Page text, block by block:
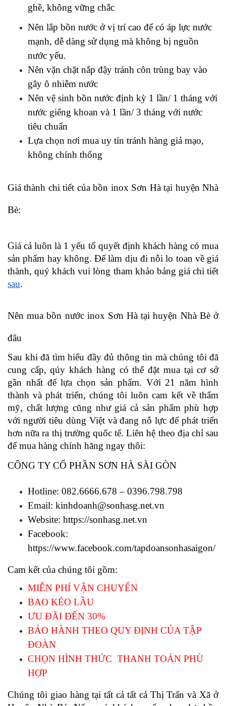
ghề, không vững chắc
Nên lắp bồn nước ở vị trí cao để có áp lực nước
mạnh, dễ dàng sử dụng mà không bị nguồn
nước yếu.
Nên vặn chặt nắp đậy tránh côn trùng bay vào
gây ô nhiễm nước
Nên vệ sinh bồn nước định kỳ 1 lần/ 1 tháng với
nước giếng khoan và 1 lần/ 3 tháng với nước
tiêu chuẩn
Lựa chọn nơi mua uy tín tránh hàng giả mạo,
không chính thống
Giá thành chi tiết của bồn inox Sơn Hà tại huyện Nhà
Bè:
Giá cả luôn là 1 yếu tố quyết định khách hàng có mua
sản phẩm hay không. Để làm dịu đi nỗi lo toan về giá
sau.
Nên mua bồn nước inox Sơn Hà tại huyện Nhà Bè ở
đâu
Sau khi đã tìm hiểu đầy đủ thông tin mà chúng tôi đã
cung cấp, qúy khách hàng có thể đặt mua tại cơ sở
gần nhất để lựa chọn sản phẩm. Với 21 năm hình
thành và phát triển, chúng tôi luôn cam kết về thẩm
mỹ, chất lượng cũng như giá cả sản phẩm phù hợp
với người tiêu dùng Việt và đang nỗ lực để phát triển
hơn nữa ra thị trường quốc tế. Liên hệ theo địa chỉ sau
để mua hàng chính hãng ngay thôi:
CÔNG TY CỔ PHẦN SƠN HÀ SÀI GÒN
Hotline: 082.6666.678 – 0396.798.798
Email: kinhdoanh@sonhasg.net.vn
Website: https://sonhasg.net.vn
https://www.facebook.com/tapdoansonhasaigon/
Cam kết của chúng tôi gồm:
MIỄN PHÍ VẬN CHUYỂN
BAO KÉO LẦU
ƯU ĐÃI ĐẾN 30%
BẢO HÀNH THEO QUY ĐỊNH CỦA TẬP
ĐOÀN
CHỌN HÌNH THỨC  THANH TOÁN PHÙ
HỢP
Chúng tôi giao hàng tại tất cả tất cả Thị Trấn và Xã ở